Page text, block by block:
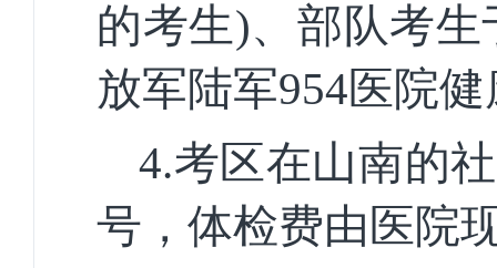
的考生)、部队考生
放军陆军954医院
4.考区在山南的
号，体检费由医院